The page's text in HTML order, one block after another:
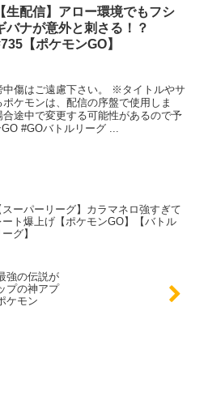
【生配信】アロー環境でもフシ
バナが意外と刺さる！？
【ポケモンGO】
傷はご遠慮下さい。 ※タイトルやサ
ケモンは、配信の序盤で使用しま
途中で変更する可能性があるので予
#GOバトルリーグ ...
スーパーリーグ】カラマネロ強すぎて
ート爆上げ【ポケモンGO】【バトル
ーグ】
強の伝説が
プの神アプ
ケモン